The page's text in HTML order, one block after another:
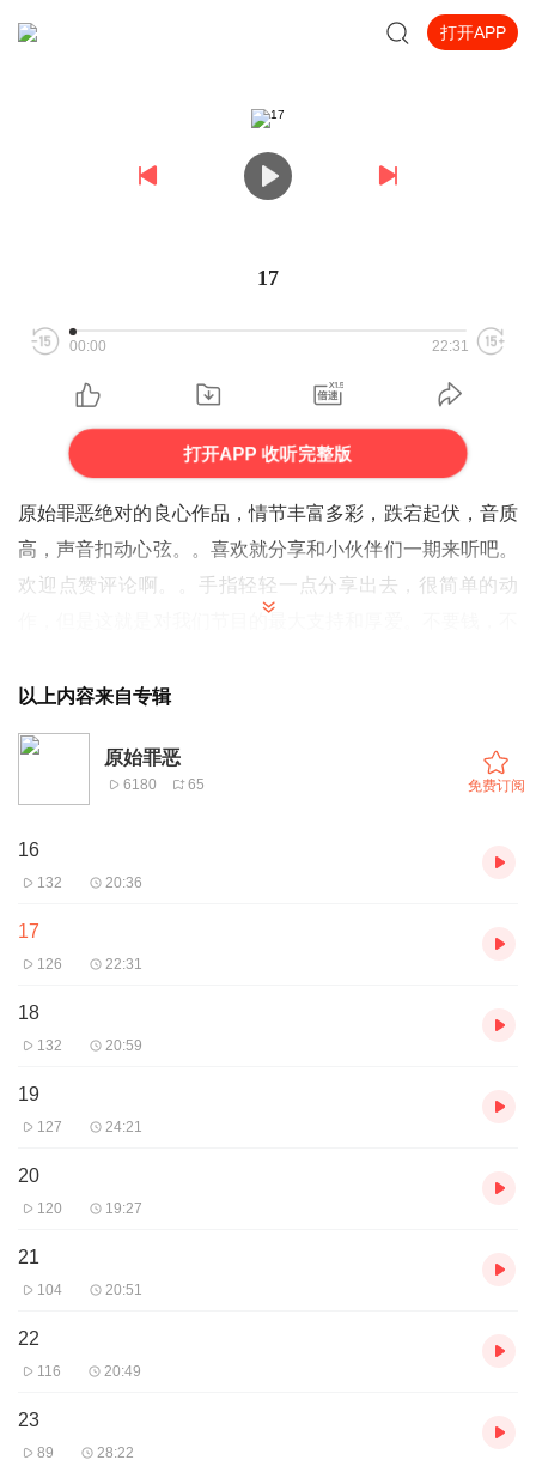
打开APP
17
00:00 22:31
打开APP 收听完整版
原始罪恶绝对的良心作品，情节丰富多彩，跌宕起伏，音质
高，声音扣动心弦。。喜欢就分享和小伙伴们一期来听吧。
欢迎点赞评论啊。。手指轻轻一点分享出去，很简单的动
吧绝对的良心作品，情节丰富多彩，跌宕起伏，音质高，声
音扣动心弦。。喜欢就分享和小伙伴们一期来听吧。欢迎点
赞评论啊。。手指轻轻一点分享出去，很简单的动作，但是
这就是对我们节目的最大支持和厚爱。不要钱，不要赞助。
以上内容来自专辑
原始罪恶
6180 65 免费订阅
16
132 20:36
17
126 22:31
18
132 20:59
19
127 24:21
20
120 19:27
21
104 20:51
22
116 20:49
23
89 28:22